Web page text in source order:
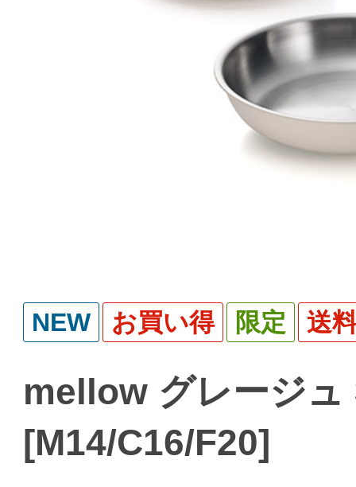
NEW お買い得 限定 送
mellow グレージュ
[M14/C16/F20]